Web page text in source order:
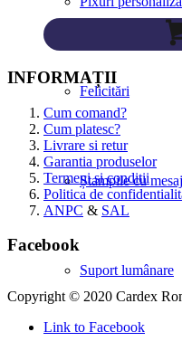
Felicitări
Ștampile cu mesaj
Suport lumânare
INFORMAȚII
Cum comand?
Cum platesc?
Livrare si retur
Garantia produselor
Termeni si conditii
Politica de
ANPC & SAL
Facebook
Copyright © 2020 Cardex
Link to Facebook